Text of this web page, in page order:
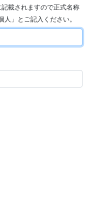
載されますので正式名称
」とご記入ください。